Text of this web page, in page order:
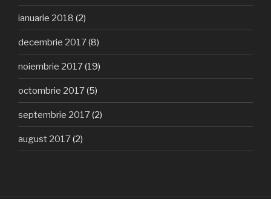
ianuarie 2018 (2)
decembrie 2017(8)
noiembrie 2017(19)
octombrie 2017(5)
septembrie 2017(2)
august 2017(2)